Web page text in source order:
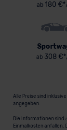
ab 180 €*
ab 308 €*
Alle Preise sind
angegeben.
Die Informationen sind
Einmalkosten anfallen.